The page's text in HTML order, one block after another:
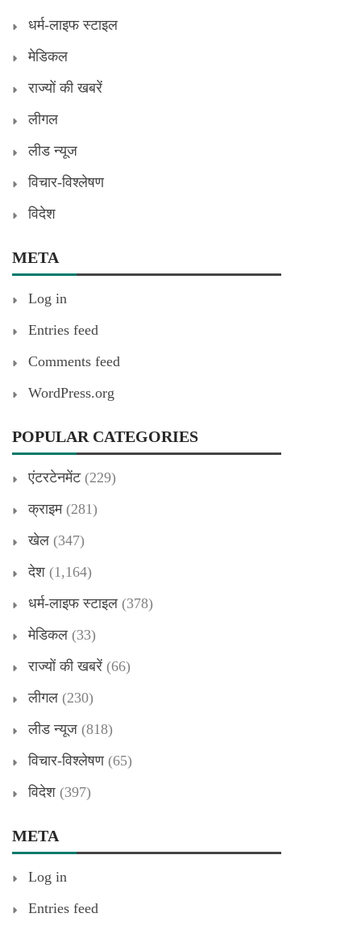
धर्म-लाइफ स्टाइल
मेडिकल
राज्यों की खबरें
लीगल
लीड न्यूज
विचार-विश्लेषण
विदेश
META
Log in
Entries feed
Comments feed
WordPress.org
POPULAR CATEGORIES
एंटरटेनमेंट(229)
क्राइम(281)
खेल (347)
देश (1,164)
धर्म-लाइफ स्टाइल (378)
मेडिकल (33)
राज्यों की खबरें (66)
लीगल (230)
लीड न्यूज (818)
विचार-विश्लेषण(65)
विदेश (397)
META
Log in
Entries feed